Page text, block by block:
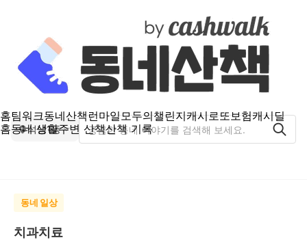
홈팀워크동네산책런마일모두의챌린지캐시로또보험캐시딜
홈동네 생활주변 산책산책 기록
석남1동
동네 일상
치과치료